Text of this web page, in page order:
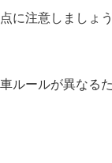
に注意しましょ
ルールが異なる